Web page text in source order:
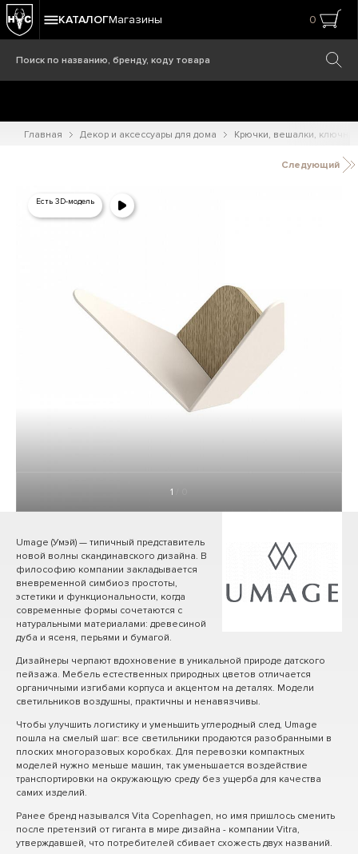
КАТАЛОГМагазины 0
Главная Декор и аксессуары для дома Крючки, вешалки,
Следующий
Есть 3D-модель
1
Umage (Умэй) — типичный представитель
новой волны скандинавского дизайна. В
философию компании закладывается
вневременной симбиоз простоты,
эстетики и функциональности, когда
современные формы сочетаются с
натуральными материалами: древесиной
дуба и ясеня, перьями и бумагой.
Дизайнеры черпают вдохновение в уникальной природе датского
пейзажа. Мебель естественных природных цветов отличается
органичными изгибами корпуса и акцентом на деталях. Модели
светильников воздушны, практичны и ненавязчивы.
Чтобы улучшить логистику и уменьшить углеродный след, Umage
пошла на смелый шаг: все светильники продаются разобранными в
плоских многоразовых коробках. Для перевозки компактных
моделей нужно меньше машин, так уменьшается воздействие
транспортировки на окружающую среду без ущерба для качества
самих изделий.
Ранее бренд назывался Vita Copenhagen, но имя пришлось сменить
после претензий от гиганта в мире дизайна - компании Vitra,
утверждавшей, что потребителей сбивает схожесть двух названий.